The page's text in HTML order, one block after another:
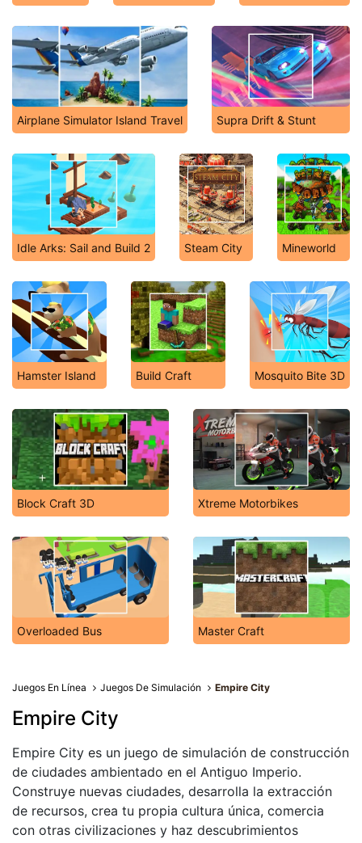
Airplane Simulator Island Travel Supra Drift & Stunt
Idle Arks: Sail and Build 2 Steam City Mineworld
Hamster Island Build Craft Mosquito Bite 3D
Block Craft 3D Xtreme Motorbikes
Overloaded Bus Master Craft
Juegos En Línea Juegos De Simulación Empire City
Empire City
Empire City es un juego de simulación de construcción
de ciudades ambientado en el Antiguo Imperio.
Construye nuevas ciudades, desarrolla la extracción
de recursos, crea tu propia cultura única, comercia
con otras civilizaciones y haz descubrimientos